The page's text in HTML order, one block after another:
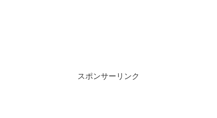
スポンサーリンク